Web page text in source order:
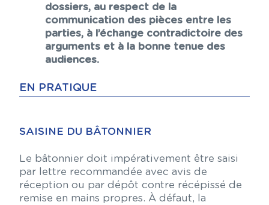
dossiers, au respect de la
communication des pièces entre les
parties, à l’échange contradictoire des
arguments et à la bonne tenue des
audiences.
EN PRATIQUE
SAISINE DU BÂTONNIER
Le bâtonnier doit impérativement être saisi
par lettre recommandée avec avis de
réception ou par dépôt contre récépissé de
remise en mains propres. À défaut, la